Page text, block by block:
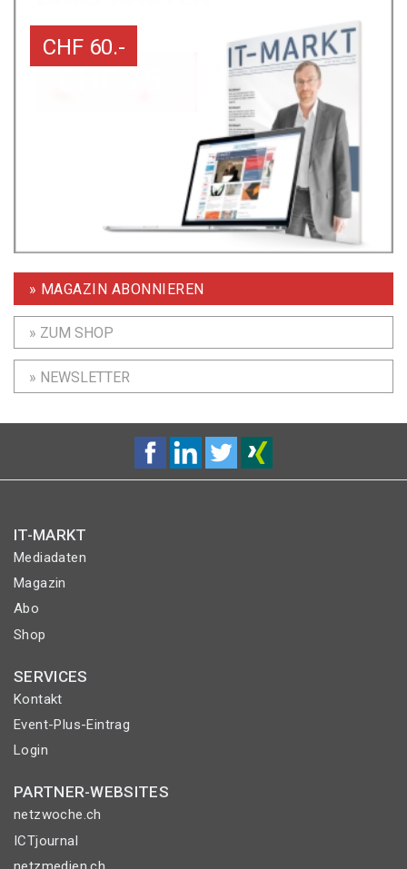
CHF 60.-
» MAGAZIN ABONNIEREN
» ZUM SHOP
» NEWSLETTER
IT-MARKT
Mediadaten
Magazin
Abo
Shop
SERVICES
Kontakt
Event-Plus-Eintrag
Login
PARTNER-WEBSITES
netzwoche.ch
ICTjournal